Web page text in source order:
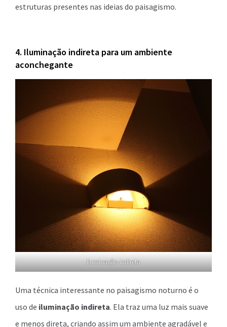
estruturas presentes nas ideias do paisagismo.
4. Iluminação indireta para um ambiente
aconchegante
Iluminação indireta
Uma técnica interessante no paisagismo noturno é o
uso de iluminação indireta. Ela traz uma luz mais suave
e menos direta, criando assim um ambiente agradável e